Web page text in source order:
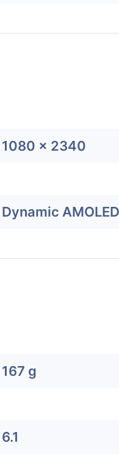
1080 x 2340
Dynamic
167 g
6.1